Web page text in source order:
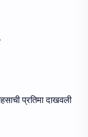
प्रतिमा दाखवली